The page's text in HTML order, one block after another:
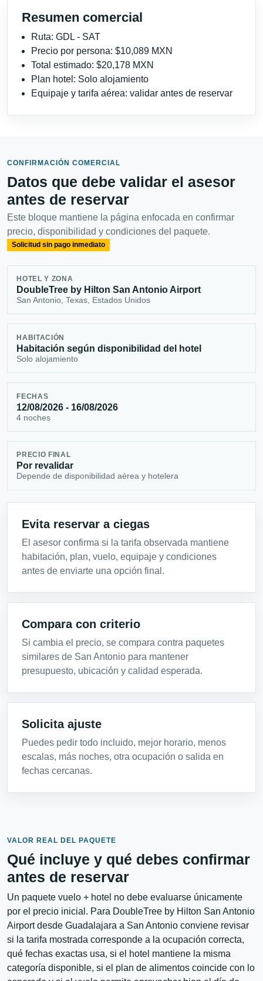
Resumen comercial
Ruta: GDL - SAT
Precio por persona: $10,089 MXN
Total estimado: $20,178 MXN
Plan hotel: Solo alojamiento
Equipaje y tarifa aérea: validar antes de reservar
CONFIRMACIÓN COMERCIAL
Datos que debe validar el asesor
antes de reservar
Este bloque mantiene la página enfocada en confirmar
precio, disponibilidad y condiciones del paquete.
Solicitud sin pago inmediato
HOTEL Y ZONA
DoubleTree by Hilton San Antonio Airport
San Antonio, Texas, Estados Unidos
HABITACIÓN
Habitación según disponibilidad del hotel
Solo alojamiento
FECHAS
12/08/2026 - 16/08/2026
4 noches
PRECIO FINAL
Por revalidar
Depende de disponibilidad aérea y hotelera
Evita reservar a ciegas
El asesor confirma si la tarifa observada mantiene
habitación, plan, vuelo, equipaje y condiciones
antes de enviarte una opción final.
Compara con criterio
Si cambia el precio, se compara contra paquetes
similares de San Antonio para mantener
presupuesto, ubicación y calidad esperada.
Solicita ajuste
Puedes pedir todo incluido, mejor horario, menos
escalas, más noches, otra ocupación o salida en
fechas cercanas.
VALOR REAL DEL PAQUETE
Qué incluye y qué debes confirmar
antes de reservar
Un paquete vuelo + hotel no debe evaluarse únicamente
por el precio inicial. Para DoubleTree by Hilton San Antonio
Airport desde Guadalajara a San Antonio conviene revisar
si la tarifa mostrada corresponde a la ocupación correcta,
qué fechas exactas usa, si el hotel mantiene la misma
categoría disponible, si el plan de alimentos coincide con lo